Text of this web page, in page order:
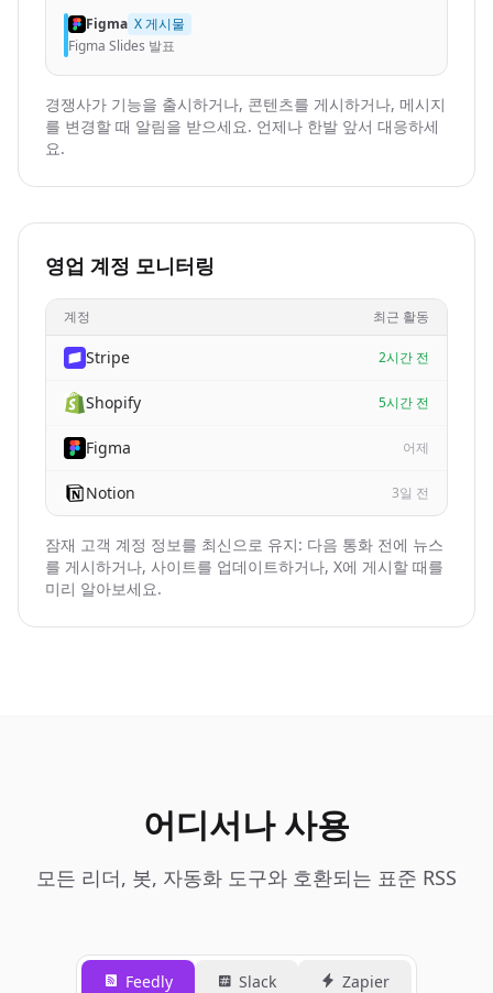
Figma X 게시물
Figma Slides 발표
경쟁사가 기능을 출시하거나, 콘텐츠를 게시하거나, 메시지
를 변경할 때 알림을 받으세요. 언제나 한발 앞서 대응하세
요.
영업 계정 모니터링
계정 최근 활동
Stripe 2시간 전
Shopify 5시간 전
Figma 어제
Notion 3일 전
잠재 고객 계정 정보를 최신으로 유지: 다음 통화 전에 뉴스
를 게시하거나, 사이트를 업데이트하거나, X에 게시할 때를
미리 알아보세요.
어디서나 사용
모든 리더, 봇, 자동화 도구와 호환되는 표준 RSS
Feedly Slack Zapier